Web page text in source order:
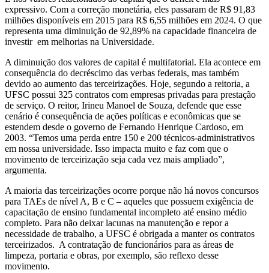
expressivo. Com a correção monetária, eles passaram de R$ 91,83
milhões disponíveis em 2015 para R$ 6,55 milhões em 2024. O que
representa uma diminuição de 92,89% na capacidade financeira de
investir em melhorias na Universidade.
A diminuição dos valores de capital é multifatorial. Ela acontece em
consequência do decréscimo das verbas federais, mas também
devido ao aumento das terceirizações. Hoje, segundo a reitoria, a
UFSC possui 325 contratos com empresas privadas para prestação
de serviço. O reitor, Irineu Manoel de Souza, defende que esse
cenário é consequência de ações políticas e econômicas que se
estendem desde o governo de Fernando Henrique Cardoso, em
2003. “Temos uma perda entre 150 e 200 técnicos-administrativos
em nossa universidade. Isso impacta muito e faz com que o
movimento de terceirização seja cada vez mais ampliado”,
argumenta.
A maioria das terceirizações ocorre porque não há novos concursos
para TAEs de nível A, B e C – aqueles que possuem exigência de
capacitação de ensino fundamental incompleto até ensino médio
completo. Para não deixar lacunas na manutenção e repor a
necessidade de trabalho, a UFSC é obrigada a manter os contratos
terceirizados. A contratação de funcionários para as áreas de
limpeza, portaria e obras, por exemplo, são reflexo desse
movimento.